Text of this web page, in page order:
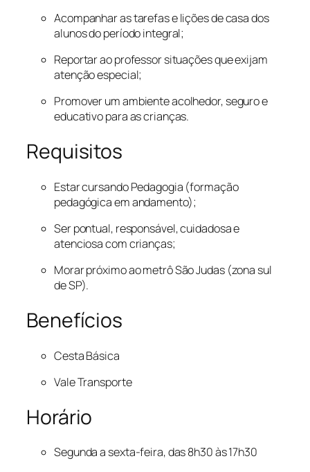
Acompanhar as tarefas e lições de casa dos
alunos do período integral;
Reportar ao professor situações que exijam
atenção especial;
Promover um ambiente acolhedor, seguro e
educativo para as crianças.
Requisitos
Estar cursando Pedagogia (formação
pedagógica em andamento);
Ser pontual, responsável, cuidadosa e
atenciosa com crianças;
Morar próximo ao metrô São Judas (zona sul
de SP).
Benefícios
Cesta Básica
Vale Transporte
Horário
Segunda a sexta-feira, das 8h30 às 17h30